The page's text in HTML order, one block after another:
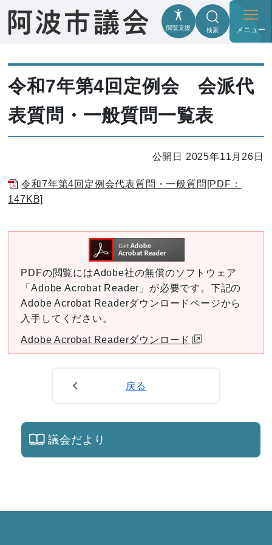
閲覧支援 検索 メニュー
令和7年第4回定例会 会派代
表質問・一般質問一覧表
公開日 2025年11月26日
令和7年第4回定例会代表質問・一般質問[PDF：
147KB]
PDFの閲覧にはAdobe社の無償のソフトウェア
「Adobe Acrobat Reader」が必要です。下記の
Adobe Acrobat Readerダウンロードページから
入手してください。
Adobe Acrobat Readerダウンロード
戻る
議会だより